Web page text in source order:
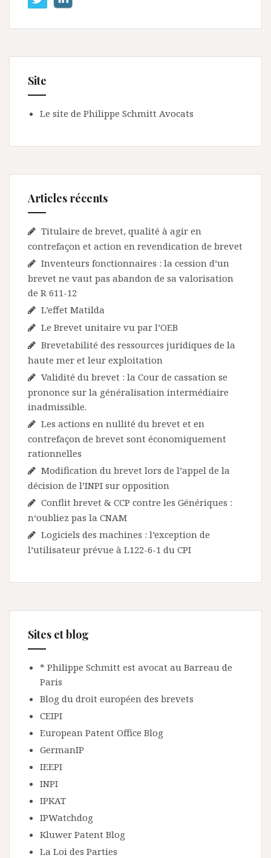
Site
Le site de Philippe Schmitt Avocats
Articles récents
Titulaire de brevet, qualité à agir en
contrefaçon et action en revendication de brevet
Inventeurs fonctionnaires : la cession d’un
brevet ne vaut pas abandon de sa valorisation
de R 611-12
L’effet Matilda
Le Brevet unitaire vu par l’OEB
Brevetabilité des ressources juridiques de la
haute mer et leur exploitation
Validité du brevet : la Cour de cassation se
prononce sur la généralisation intermédiaire
inadmissible.
Les actions en nullité du brevet et en
contrefaçon de brevet sont économiquement
rationnelles
Modification du brevet lors de l’appel de la
décision de l’INPI sur opposition
Conflit brevet & CCP contre les Génériques :
n‘oubliez pas la CNAM
Logiciels des machines : l’exception de
l’utilisateur prévue à L122-6-1 du CPI
Sites et blog
* Philippe Schmitt est avocat au Barreau de
Paris
Blog du droit européen des brevets
CEIPI
European Patent Office Blog
GermanIP
IEEPI
INPI
IPKAT
IPWatchdog
Kluwer Patent Blog
La Loi des Parties